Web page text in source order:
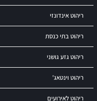
ריהוט אינדונזי
ריהוט בתי כנסת
ריהוט גזע גושני
ריהוט וינטאג'
ריהוט לאירועים